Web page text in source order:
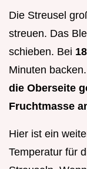
Die Streusel
streuen. Das
schieben. Bei
Minuten backen.
die Oberseite
Fruchtmasse
Hier ist ein
Temperatur für